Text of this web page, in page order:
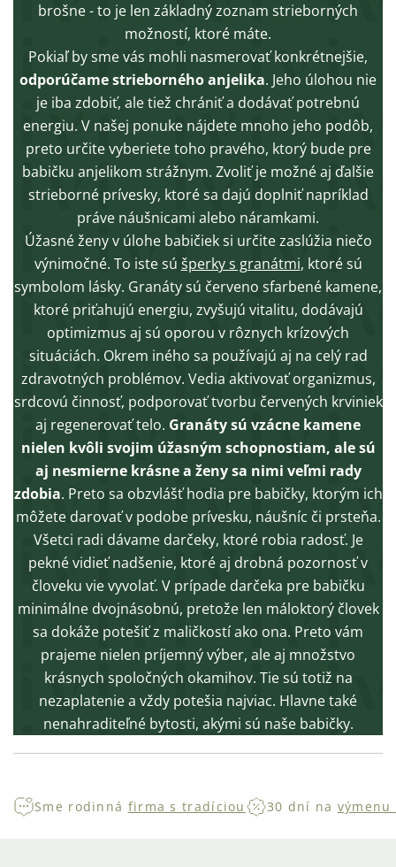
brošne - to je len základný zoznam strieborných
možností, ktoré máte.
Pokiaľ by sme vás mohli nasmerovať konkrétnejšie,
odporúčame strieborného anjelika. Jeho úlohou nie
je iba zdobiť, ale tiež chrániť a dodávať potrebnú
energiu. V našej ponuke nájdete mnoho jeho podôb,
preto určite vyberiete toho pravého, ktorý bude pre
babičku anjelikom strážnym. Zvoliť je možné aj ďalšie
strieborné prívesky, ktoré sa dajú doplniť napríklad
práve náušnicami alebo náramkami.
Úžasné ženy v úlohe babičiek si určite zaslúžia niečo
výnimočné. To iste sú šperky s granátmi, ktoré sú
symbolom lásky. Granáty sú červeno sfarbené kamene,
ktoré priťahujú energiu, zvyšujú vitalitu, dodávajú
optimizmus aj sú oporou v rôznych krízových
situáciách. Okrem iného sa používajú aj na celý rad
zdravotných problémov. Vedia aktivovať organizmus,
srdcovú činnosť, podporovať tvorbu červených krviniek
aj regenerovať telo. Granáty sú vzácne kamene
nielen kvôli svojim úžasným schopnostiam, ale sú
aj nesmierne krásne a ženy sa nimi veľmi rady
zdobia. Preto sa obzvlášť hodia pre babičky, ktorým ich
môžete darovať v podobe prívesku, náušníc či prsteňa.
Všetci radi dávame darčeky, ktoré robia radosť. Je
pekné vidieť nadšenie, ktoré aj drobná pozornosť v
človeku vie vyvolať. V prípade darčeka pre babičku
minimálne dvojnásobnú, pretože len máloktorý človek
sa dokáže potešiť z maličkostí ako ona. Preto vám
prajeme nielen príjemný výber, ale aj množstvo
krásnych spoločných okamihov. Tie sú totiž na
nezaplatenie a vždy potešia najviac. Hlavne také
nenahraditeľné bytosti, akými sú naše babičky.
Sme rodinná firma s tradíciou 30 dní na